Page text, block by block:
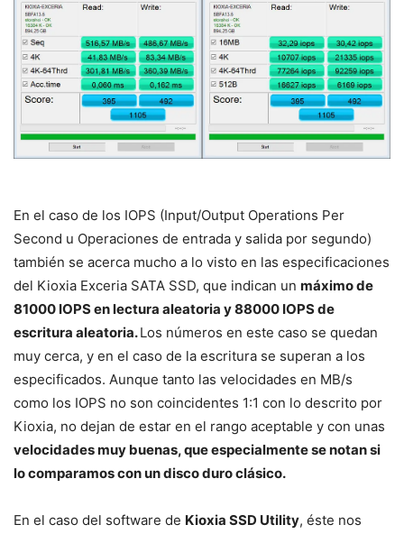
En el caso de los IOPS (Input/Output Operations Per
Second u Operaciones de entrada y salida por segundo)
también se acerca mucho a lo visto en las especificaciones
del Kioxia Exceria SATA SSD, que indican un máximo de
81000 IOPS en lectura aleatoria y 88000 IOPS de
escritura aleatoria.Los números en este caso se quedan
muy cerca, y en el caso de la escritura se superan a los
especificados. Aunque tanto las velocidades en MB/s
como los IOPS no son coincidentes 1:1 con lo descrito por
Kioxia, no dejan de estar en el rango aceptable y con unas
velocidades muy buenas, que especialmente se notan si
lo comparamos con un disco duro clásico.
En el caso del software de Kioxia SSD Utility, éste nos